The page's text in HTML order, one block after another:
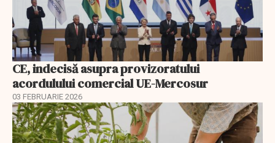
CE, indecisă asupra provizoratului
acordulului comercial UE-Mercosur
03 FEBRUARIE 2026